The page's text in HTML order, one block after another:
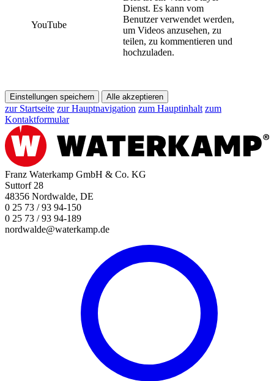
YouTube
Dienst. Es kann vom
Benutzer verwendet werden,
um Videos anzusehen, zu
teilen, zu kommentieren und
hochzuladen.
Einstellungen speichern Alle akzeptieren
zur Startseite zur Hauptnavigation zum Hauptinhalt zum
Kontaktformular
Franz Waterkamp GmbH & Co. KG
Suttorf 28
48356 Nordwalde, DE
0 25 73 / 93 94-150
0 25 73 / 93 94-189
nordwalde@waterkamp.de